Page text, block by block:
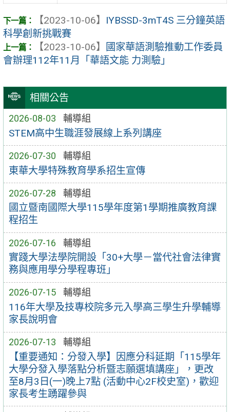
相關公告
2026-08-03 輔導組
STEM高中生職涯發展線上系列講座
2026-07-30 輔導組
東華大學特殊教育學系招生宣傳
2026-07-28 輔導組
國立暨南國際大學115學年度第1學期推廣教育課
程招生
2026-07-16 輔導組
實踐大學法學院開設「30+大學－當代社會法律實
務與應用學分學程專班」
2026-07-15 輔導組
116年大學及技專校院多元入學高三學生升學輔導
家長說明會
2026-07-13 輔導組
【重要通知：分發入學】因應分科延期「115學年
大學分發入學落點分析暨志願選填講座」，更改
至8月3日(一)晚上7點 (活動中心2F校史室)，歡迎
家長考生踴躍參與
【2023-10-06】 IYBSSD-3mT4S 三分鐘英語
科學創新挑戰賽
【2023-10-06】
國家華語測驗推動工作委員
會辦理112年11月「華語文能 力測驗」